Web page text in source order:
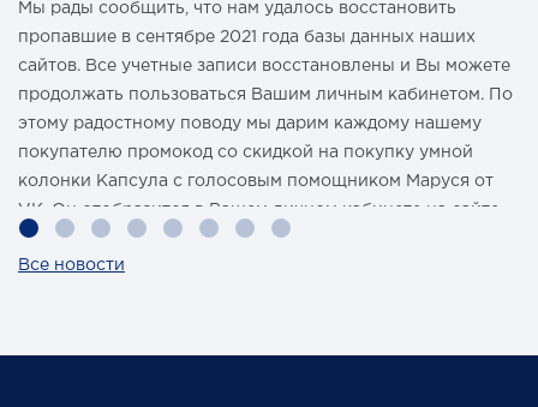
Мы рады сообщить, что нам удалось восстановить
пропавшие в сентябре 2021 года базы данных наших
сайтов. Все учетные записи восстановлены и Вы можете
продолжать пользоваться Вашим личным кабинетом. По
этому радостному поводу мы дарим каждому нашему
покупателю промокод со скидкой на покупку умной
колонки Капсула с голосовым помощником Маруся от
VK. Он отобразится в Вашем личном кабинете на сайте
магазина Pajero Shop 14 февраля.
Все новости